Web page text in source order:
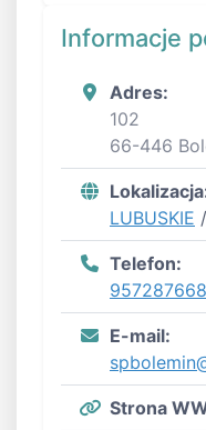
Informacje
Adres:
102
66-446
LUBUSKIE /
Telefon:
957287668
E-mail:
Strona